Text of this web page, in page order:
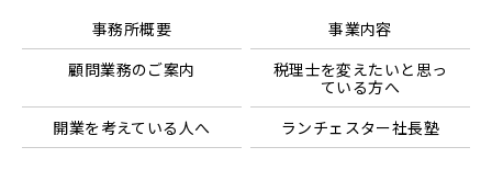
事務所概要
事業内容
顧問業務のご案内
税理士を変えたいと思っ
ている方へ
開業を考えている人へ
ランチェスター社長塾